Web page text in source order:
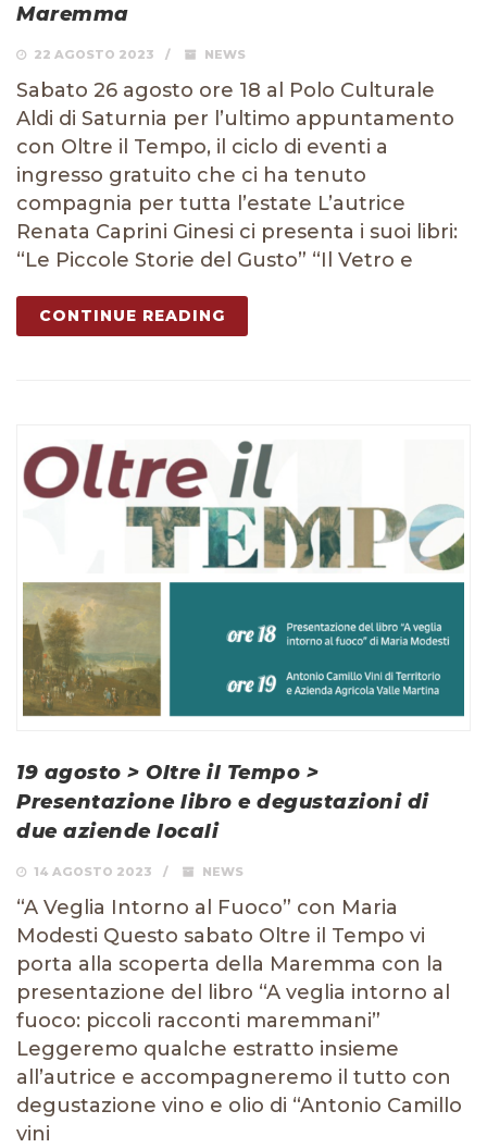
Maremma
22 AGOSTO 2023 NEWS
Sabato 26 agosto ore 18 al Polo Culturale
Aldi di Saturnia per l’ultimo appuntamento
con Oltre il Tempo, il ciclo di eventi a
ingresso gratuito che ci ha tenuto
compagnia per tutta l’estate L’autrice
Renata Caprini Ginesi ci presenta i suoi libri:
“Le Piccole Storie del Gusto” “Il Vetro e
CONTINUE READING
19 agosto > Oltre il Tempo >
Presentazione libro e degustazioni di
due aziende locali
14 AGOSTO 2023 NEWS
“A Veglia Intorno al Fuoco” con Maria
Modesti Questo sabato Oltre il Tempo vi
porta alla scoperta della Maremma con la
presentazione del libro “A veglia intorno al
fuoco: piccoli racconti maremmani”
Leggeremo qualche estratto insieme
all’autrice e accompagneremo il tutto con
degustazione vino e olio di “Antonio Camillo
vini